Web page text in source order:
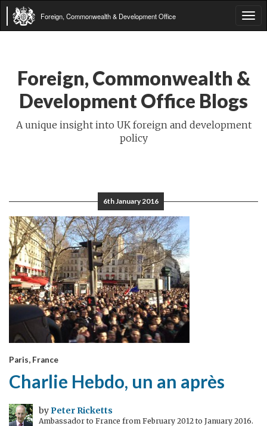
Foreign, Commonwealth & Development Office
Foreign, Commonwealth &
Development Office Blogs
A unique insight into UK foreign and development
policy
6th January 2016
Paris, France
Charlie Hebdo, un an après
byPeter Ricketts
Ambassador to France from February 2012 to January 2016.